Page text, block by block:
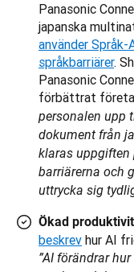
Panasonic
japanska
använder
språkbarriärer.
Panasonic
förbättrat
personalen upp
dokument från
klaras uppgiften
barriärerna och
uttrycka sig
Ökad
beskrev hur AI
”AI förändrar